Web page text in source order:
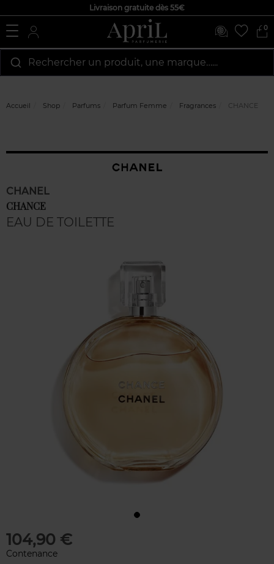
Livraison gratuite dès 55€
0
Rechercher un produit, une marque…...
Accueil Shop Parfums Parfum Femme Fragrances CHANCE
CHANEL
CHANCE
EAU DE TOILETTE
104,90 €
Contenance